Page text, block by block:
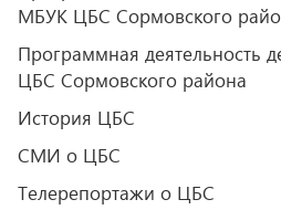
МБУК ЦБС Сормовского
Программная деятельность
ЦБС Сормовского района
История ЦБС
СМИ о ЦБС
Телерепортажи о ЦБС